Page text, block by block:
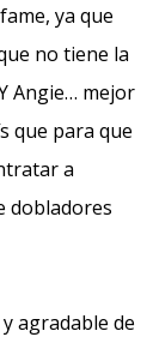
ya que
no tiene la
Angie… mejor
que para que
a
dobladores
agradable de